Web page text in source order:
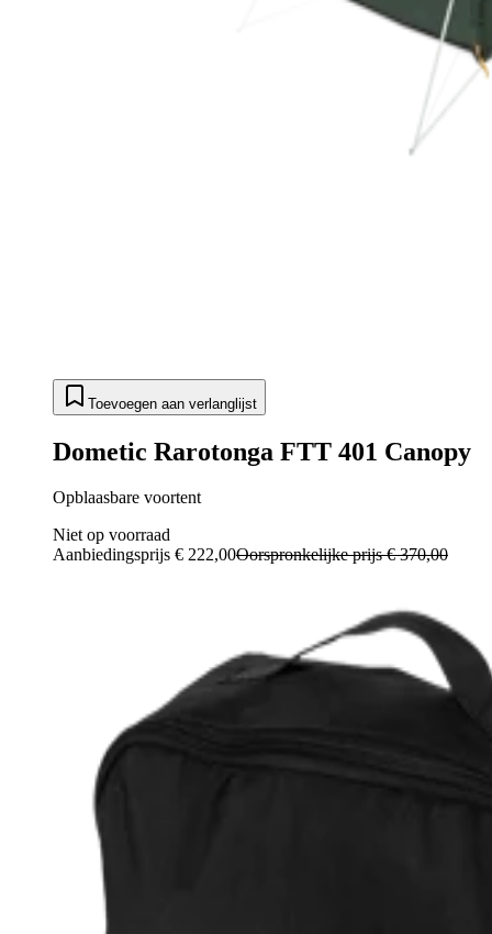
Toevoegen aan verlanglijst
Dometic Rarotonga FTT 401 Canopy
Opblaasbare voortent
Niet op voorraad
Aanbiedingsprijs € 222,00Oorspronkelijke prijs € 370,00